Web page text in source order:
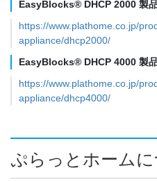
EasyBlocks® DHCP 2000 製
https://www.plathome.co.jp/
appliance/dhcp2000/
EasyBlocks® DHCP 4000 製
https://www.plathome.co.jp/
appliance/dhcp4000/
ぷらっとホームに